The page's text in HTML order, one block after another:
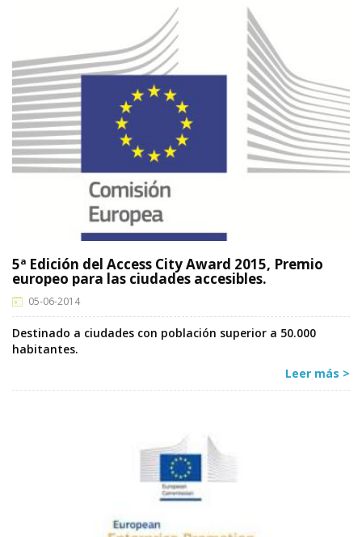
5ª Edición del Access City Award 2015, Premio
europeo para las ciudades accesibles.
05-06-2014
Destinado a ciudades con población superior a 50.000
habitantes.
Leer más >